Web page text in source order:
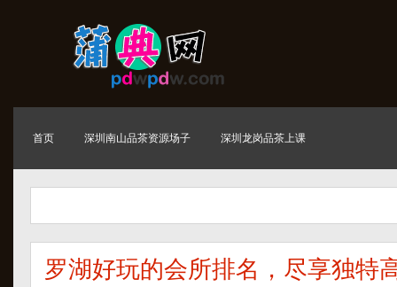
首页 深圳南山品茶资源场子 深圳龙岗品茶上课
罗湖好玩的会所排名，尽享独特